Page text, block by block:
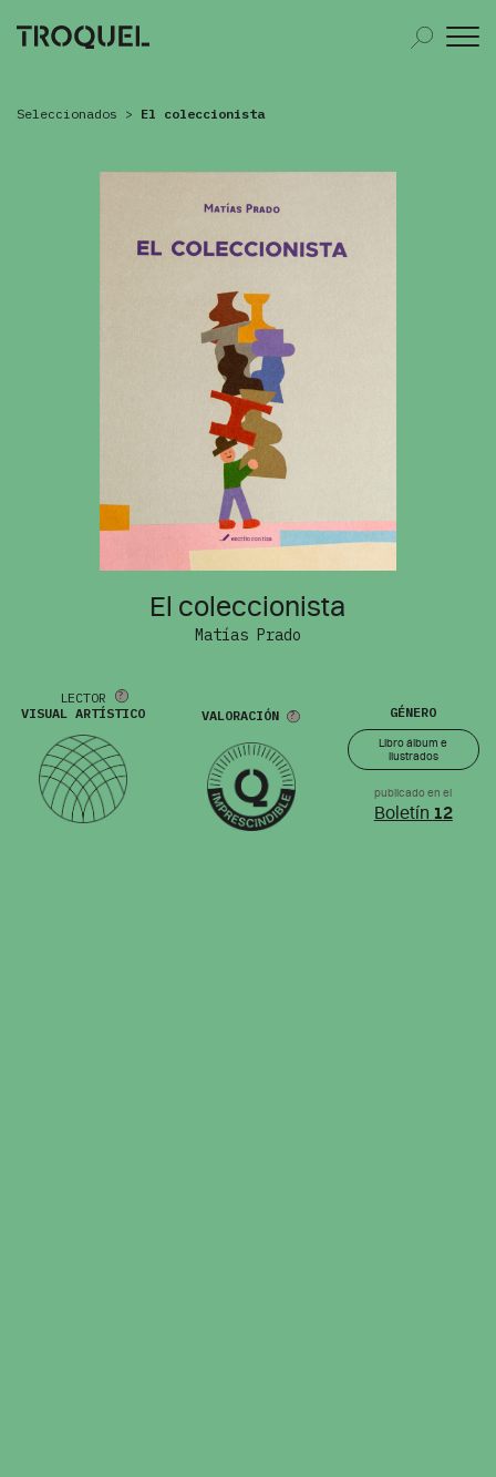
Seleccionados > El coleccionista
El coleccionista
Matías Prado
LECTOR
VISUAL ARTÍSTICO
VALORACIÓN GÉNERO
Libro álbum e
ilustrados
publicado en el
Boletín 12